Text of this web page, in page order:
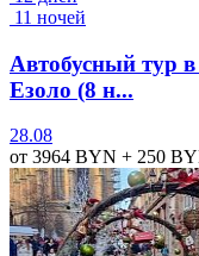
11 ночей
Автобусный тур
Езоло (8 н...
28.08
от 3964 BYN + 250